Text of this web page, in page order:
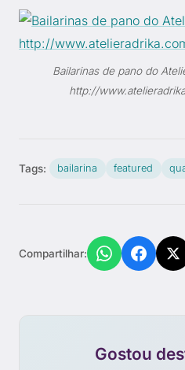
Bailarinas de pano do
http://
Tags: bailarina featured
Compartilhar:
Gostou